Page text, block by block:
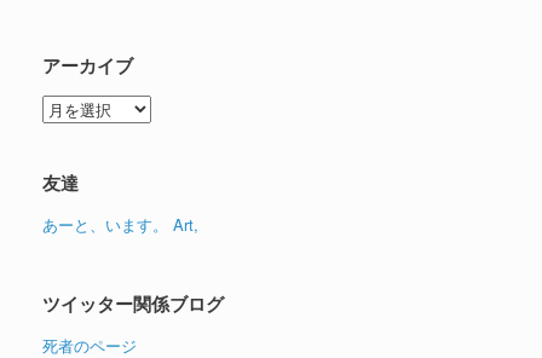
アーカイブ
ア
ー
イ
ブ
友達
あーと、います。 Art,
ツイッター関係ブログ
死者のページ